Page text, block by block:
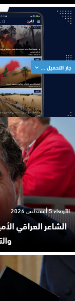
الشاعر العراقي
الأربعاء 5 أغسطس 2026
جار التحميل ...